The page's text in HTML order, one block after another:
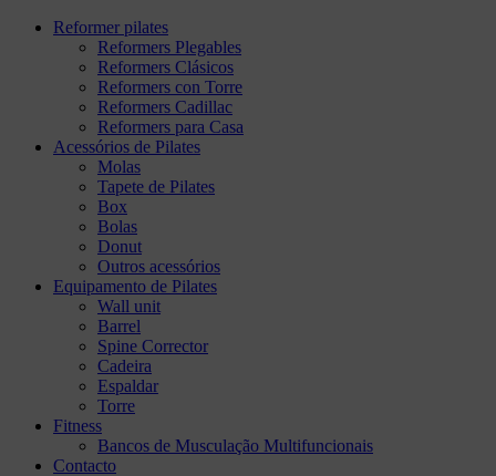
Reformer pilates
Reformers Plegables
Reformers Clásicos
Reformers con Torre
Reformers Cadillac
Reformers para Casa
Acessórios de Pilates
Molas
Tapete de Pilates
Box
Bolas
Donut
Outros acessórios
Equipamento de Pilates
Wall unit
Barrel
Spine Corrector
Cadeira
Espaldar
Torre
Fitness
Bancos de Musculação Multifuncionais
Contacto